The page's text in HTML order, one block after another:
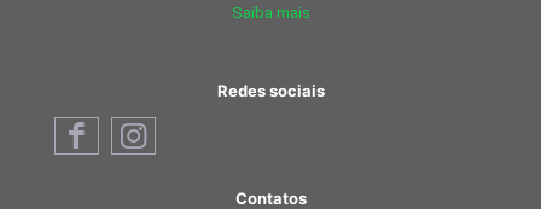
Saiba mais
Redes sociais
Contatos